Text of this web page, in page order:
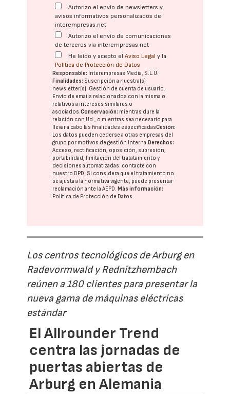
Autorizo el envío de newsletters y
avisos informativos personalizados de
interempresas.net
Autorizo el envío de comunicaciones
de terceros vía interempresas.net
He leído y acepto elAviso Legal y la
Política de Protección de Datos
Responsable: Interempresas Media, S.L.U.
Finalidades: Suscripción a nuestra(s)
newsletter(s). Gestión de cuenta de usuario.
Envío de emails relacionados con la misma o
relativos a intereses similares o
asociados.Conservación: mientras dure la
relación con Ud., o mientras sea necesario para
llevar a cabo las finalidades especificadasCesión:
Los datos pueden cederse a otras empresas del
grupo por motivos de gestión interna.Derechos:
Acceso, rectificación, oposición, supresión,
portabilidad, limitación del tratatamiento y
decisiones automatizadas: contacte con
nuestro DPD. Si considera que el tratamiento no
se ajusta a la normativa vigente, puede presentar
reclamación ante laAEPD.Más información:
Política de Protección de Datos
Los centros tecnológicos de Arburg en
Radevormwald y Rednitzhembach
reúnen a 180 clientes para presentar la
nueva gama de máquinas eléctricas
estándar
El Allrounder Trend
centra las jornadas de
puertas abiertas de
Arburg en Alemania